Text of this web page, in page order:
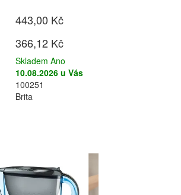
443,00 Kč
366,12 Kč
Skladem Ano
10.08.2026 u Vás
100251
Brita